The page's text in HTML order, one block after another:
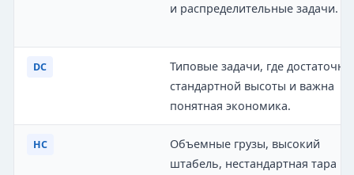
и распределительные задачи.
DC
Типовые задачи, где достаточно
стандартной высоты и важна
понятная экономика.
HC
Объемные грузы, высокий
штабель, нестандартная тара